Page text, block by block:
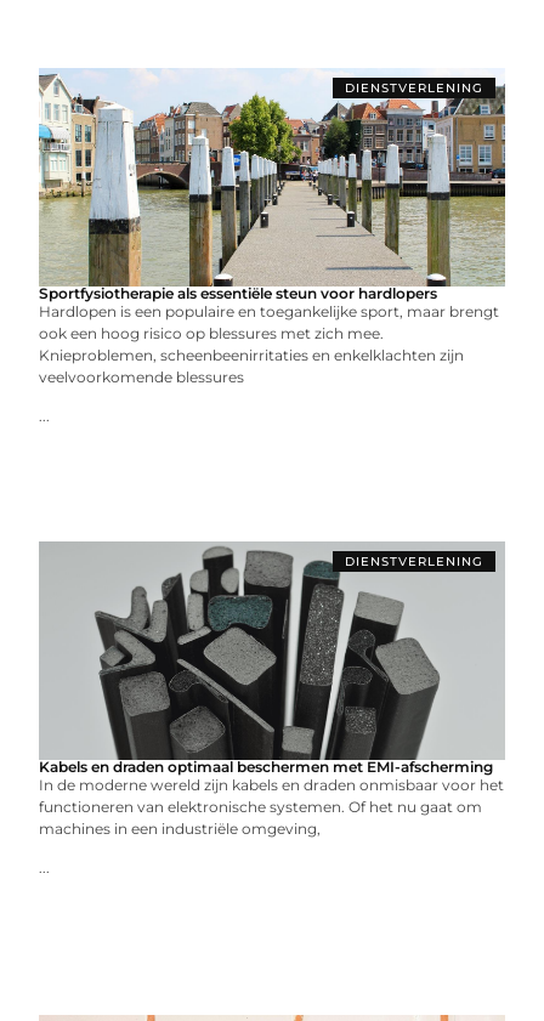
DIENSTVERLENING
Sportfysiotherapie als essentiële steun voor hardlopers
Hardlopen is een populaire en toegankelijke sport, maar brengt
ook een hoog risico op blessures met zich mee.
Knieproblemen, scheenbeenirritaties en enkelklachten zijn
veelvoorkomende blessures
...
DIENSTVERLENING
Kabels en draden optimaal beschermen met EMI-afscherming
In de moderne wereld zijn kabels en draden onmisbaar voor het
functioneren van elektronische systemen. Of het nu gaat om
machines in een industriële omgeving,
...